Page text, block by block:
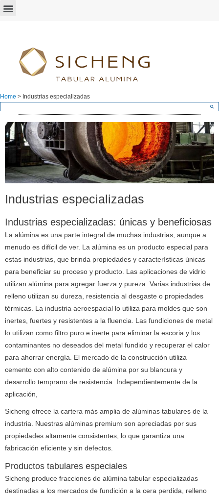
Home > Industrias especializadas
Industrias especializadas
Industrias especializadas: únicas y beneficiosas
La alúmina es una parte integral de muchas industrias, aunque a
menudo es difícil de ver.
La alúmina es un producto especial para
estas industrias, que brinda propiedades y características únicas
para beneficiar su proceso y producto.
Las aplicaciones de vidrio
utilizan alúmina para agregar fuerza y ​​pureza. Varias industrias de
relleno utilizan su dureza, resistencia al desgaste o propiedades
térmicas.
La industria aeroespacial lo utiliza para moldes que son
inertes, fuertes y resistentes a la fluencia.
Las fundiciones de metal
lo utilizan como filtro puro e inerte para eliminar la escoria y los
contaminantes no deseados del metal fundido y recuperar el calor
para ahorrar energía.
El mercado de la construcción utiliza
cemento con alto contenido de alúmina por su blancura y
desarrollo temprano de resistencia.
Independientemente de la
aplicación,
Sicheng ofrece la cartera más amplia de alúminas tabulares de la
industria. Nuestras alúminas premium son apreciadas por sus
propiedades altamente consistentes, lo que garantiza una
fabricación eficiente y sin defectos.
Productos tabulares especiales
Sicheng produce fracciones de alúmina tabular especializadas
destinadas a los mercados de fundición a la cera perdida, relleno